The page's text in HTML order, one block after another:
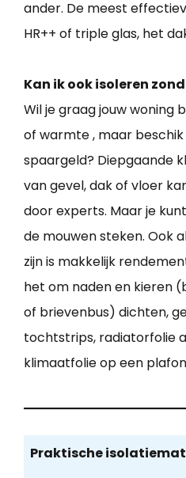
ander. De meest
HR++ of triple glas, het
Kan ik ook isoleren
Wil je graag jouw woning
of warmte , maar
spaargeld? Diepgaande
van gevel, dak of vloer
door experts. Maar je
de mouwen steken. Ook
zijn is makkelijk
het om naden en kieren
of brievenbus) dichten,
tochtstrips, radiatorfolie
klimaatfolie op een
Praktische